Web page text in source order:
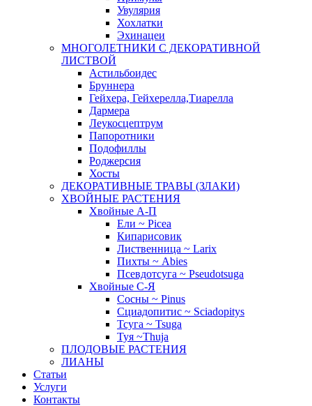
Увулярия
Хохлатки
Эхинацеи
МНОГОЛЕТНИКИ С ДЕКОРАТИВНОЙ
ЛИСТВОЙ
Астильбоидес
Бруннера
Гейхера, Гейхерелла,Тиарелла
Дармера
Леукосцептрум
Папоротники
Подофиллы
Роджерсия
Хосты
ДЕКОРАТИВНЫЕ ТРАВЫ (ЗЛАКИ)
ХВОЙНЫЕ РАСТЕНИЯ
Хвойные А-П
Ели ~ Picea
Кипарисовик
Лиственница ~ Larix
Пихты ~ Abies
Псевдотсуга ~ Pseudotsuga
Хвойные С-Я
Сосны ~ Pinus
Сциадопитис ~ Sciadopitys
Тсуга ~ Tsuga
Туя ~Thuja
ПЛОДОВЫЕ РАСТЕНИЯ
ЛИАНЫ
Статьи
Услуги
Контакты